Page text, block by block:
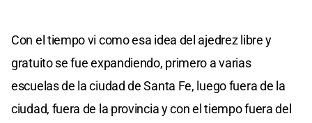
Con el tiempo vi como esa idea del ajedrez libre y
gratuito se fue expandiendo, primero a varias
escuelas de la ciudad de Santa Fe, luego fuera de la
ciudad, fuera de la provincia y con el tiempo fuera del